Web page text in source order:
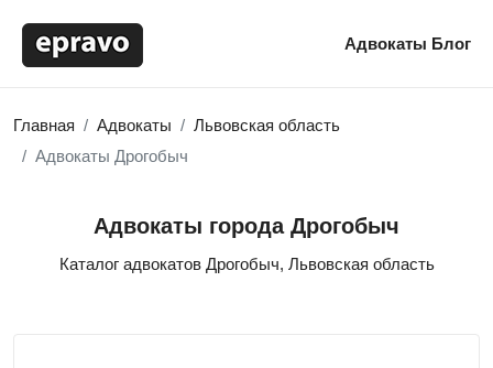
Адвокаты Блог
Главная Адвокаты
Львовская область
Адвокаты Дрогобыч
Адвокаты города Дрогобыч
Каталог адвокатов Дрогобыч, Львовская область